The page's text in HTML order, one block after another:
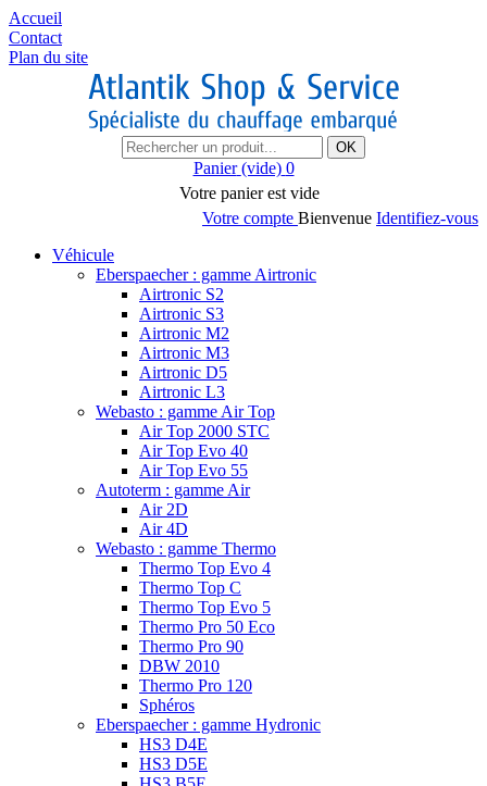
Accueil
Contact
Plan du site
OK
Panier (vide) 0
Votre panier est vide
Votre compte Bienvenue Identifiez-vous
Véhicule
Eberspaecher : gamme Airtronic
Airtronic S2
Airtronic S3
Airtronic M2
Airtronic M3
Airtronic D5
Airtronic L3
Webasto : gamme Air Top
Air Top 2000 STC
Air Top Evo 40
Air Top Evo 55
Autoterm : gamme Air
Air 2D
Air 4D
Webasto : gamme Thermo
Thermo Top Evo 4
Thermo Top C
Thermo Top Evo 5
Thermo Pro 50 Eco
Thermo Pro 90
DBW 2010
Thermo Pro 120
Sphéros
Eberspaecher : gamme Hydronic
HS3 D4E
HS3 D5E